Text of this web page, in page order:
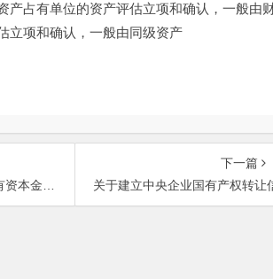
产占有单位的资产评估立项和确认，一般由
立项和确认，一般由同级资产
》的通知
下一篇
关于建立中央企业国有产权转让信息联